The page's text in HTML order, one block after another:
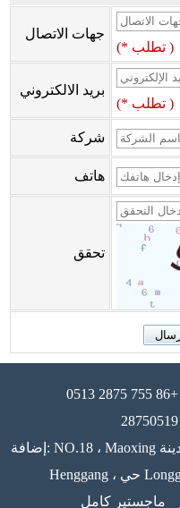
جهات الاتصال
(* تطلب )
بريد الالكتروني
(* تطلب )
شركة
هاتف
تحقق
إضافة: NO.18 ، Maoxing الطريق ، حديقة صناعية ماوشينج ، مدينة
ماجستير كامل